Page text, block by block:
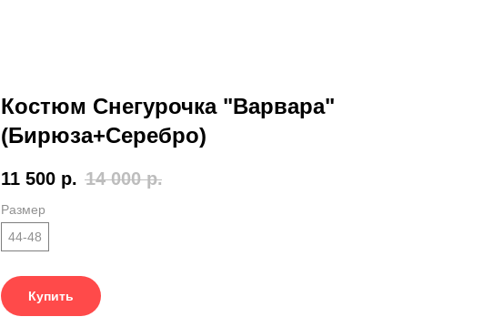
Костюм Снегурочка "Варвара"
(Бирюза+Серебро)
11 500 р. 14 000 р.
Размер
44-48
Купить